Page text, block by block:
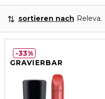
sortieren nach Relevanz
GRAVIERBAR
33%